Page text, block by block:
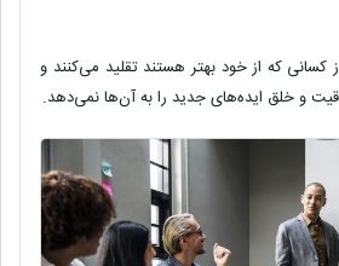
کسانی که از خود بهتر هستند تقلید می‌کنند و
و خلق ایده‌های جدید را به آن‌ها نمی‌دهد.